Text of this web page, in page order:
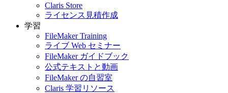
Claris Store
ライセンス見積作成
学習
FileMaker Training
ライブ Web セミナー
FileMaker ガイドブック
公式テキストと動画
FileMaker の自習室
Claris 学習リソース